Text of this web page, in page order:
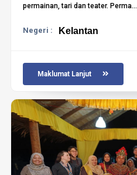
permainan, tari dan teater. Perma...
Negeri : Kelantan
Maklumat Lanjut